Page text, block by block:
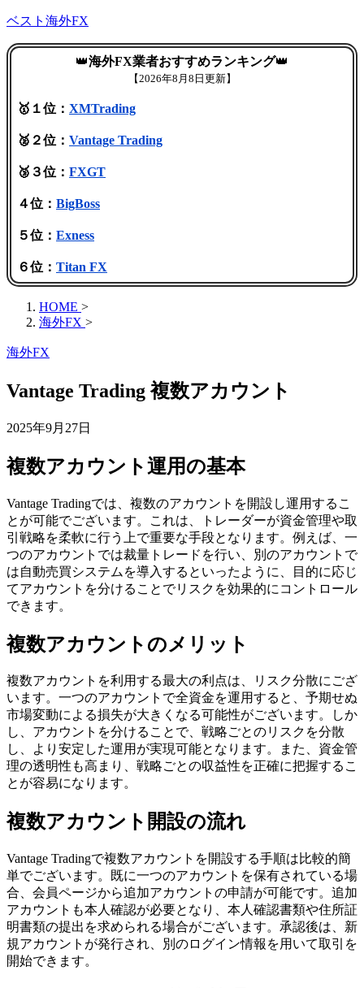
ベスト海外FX
👑海外FX業者おすすめランキング👑
【2026年8月8日更新】
🥇１位： XMTrading
🥈２位： Vantage Trading
🥉３位： FXGT
４位： BigBoss
５位： Exness
６位： Titan FX
HOME >
海外FX >
海外FX
Vantage Trading 複数アカウント
2025年9月27日
複数アカウント運用の基本
Vantage Tradingでは、複数のアカウントを開設し運用するこ
とが可能でございます。これは、トレーダーが資金管理や取
引戦略を柔軟に行う上で重要な手段となります。例えば、一
つのアカウントでは裁量トレードを行い、別のアカウントで
は自動売買システムを導入するといったように、目的に応じ
てアカウントを分けることでリスクを効果的にコントロール
できます。
複数アカウントのメリット
複数アカウントを利用する最大の利点は、リスク分散にござ
います。一つのアカウントで全資金を運用すると、予期せぬ
市場変動による損失が大きくなる可能性がございます。しか
し、アカウントを分けることで、戦略ごとのリスクを分散
し、より安定した運用が実現可能となります。また、資金管
理の透明性も高まり、戦略ごとの収益性を正確に把握するこ
とが容易になります。
複数アカウント開設の流れ
Vantage Tradingで複数アカウントを開設する手順は比較的簡
単でございます。既に一つのアカウントを保有されている場
合、会員ページから追加アカウントの申請が可能です。追加
アカウントも本人確認が必要となり、本人確認書類や住所証
明書類の提出を求められる場合がございます。承認後は、新
規アカウントが発行され、別のログイン情報を用いて取引を
開始できます。